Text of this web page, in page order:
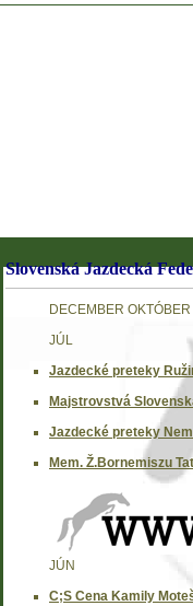
Slovenská Jazdecká
DECEMBER OKTÓBER
JÚL
Jazdecké preteky
Majstrovstvá
Jazdecké preteky
Mem. Ž.Bornemiszu
JÚN
C;S Cena Kamily